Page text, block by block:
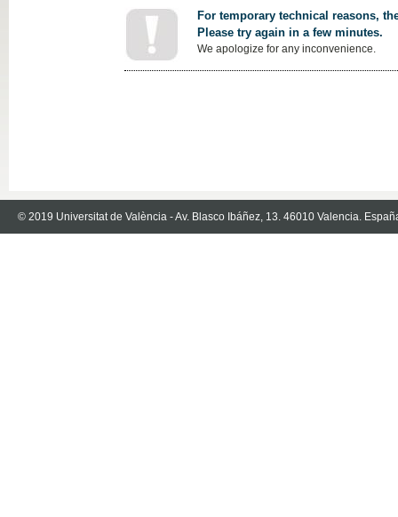
For temporary technical reasons,
Please try again in a few minutes.
We apologize for any inconvenience.
© 2019 Universitat de València - Av. Blasco Ibáñez, 13. 46010 Valencia.